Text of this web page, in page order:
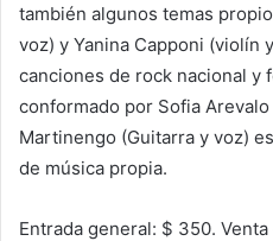
también algunos temas
voz) y Yanina Capponi (violín
canciones de rock nacional y
conformado por Sofia
Martinengo (Guitarra y voz)
de música propia.
Entrada general: $ 350.